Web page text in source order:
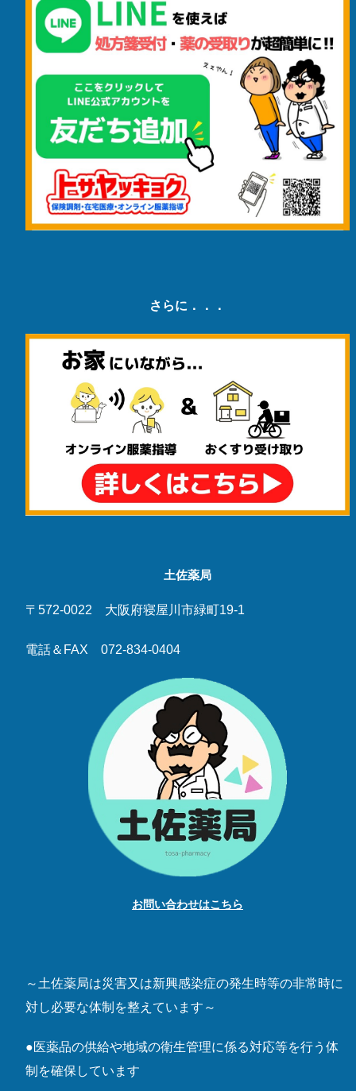
さらに．．．
土佐薬局
〒572-0022 大阪府寝屋川市緑町19-1
電話＆FAX 072-834-0404
お問い合わせはこちら
～土佐薬局は災害又は新興感染症の発生時等の非常時に
対し必要な体制を整えています～
●医薬品の供給や地域の衛生管理に係る対応等を行う体
制を確保しています